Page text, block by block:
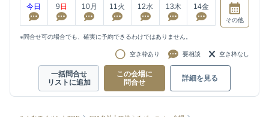
今日 9 日 10月 11火 12水 13木 14金
その他
※問合せ可の場合でも、確実に予約できるわけではありません。
空き枠あり 要相談 空き枠なし
一括問合せ
リストに追加
この会場に
問合せ
詳細を見る